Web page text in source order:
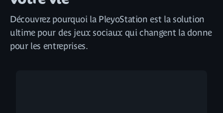
Découvrez pourquoi la PleyoStation est la solution
ultime pour des jeux sociaux qui changent la donne
pour les entreprises.